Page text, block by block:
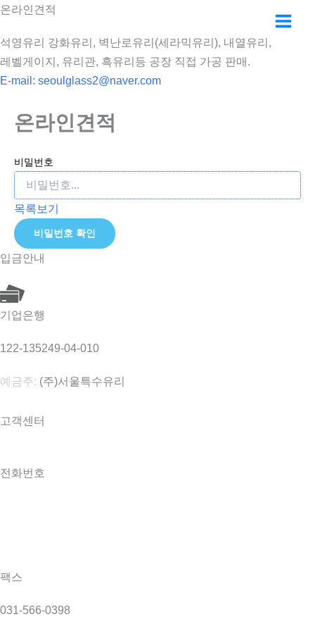
콘
츠
로
건
온라인견적
석영유리 강화유리, 벽난로유리(세라믹유리), 내열유리,
레벨게이지, 유리관, 흑유리등 공장 직접 가공 판매.
E-mail: seoulglass2@naver.com
온라인견적
비밀번호
목록보기
비밀번호 확인
입금안내
기업은행
122-135249-04-010
예금주: (주)서울특수유리
고객센터
전화번호
팩스
031-566-0398